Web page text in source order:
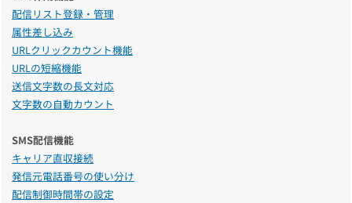
配信リスト登録・管理
属性差し込み
URLクリックカウント機能
URLの短縮機能
送信文字数の長文対応
文字数の自動カウント
SMS配信機能
キャリア直収接続
発信元電話番号の使い分け
配信制御時間帯の設定